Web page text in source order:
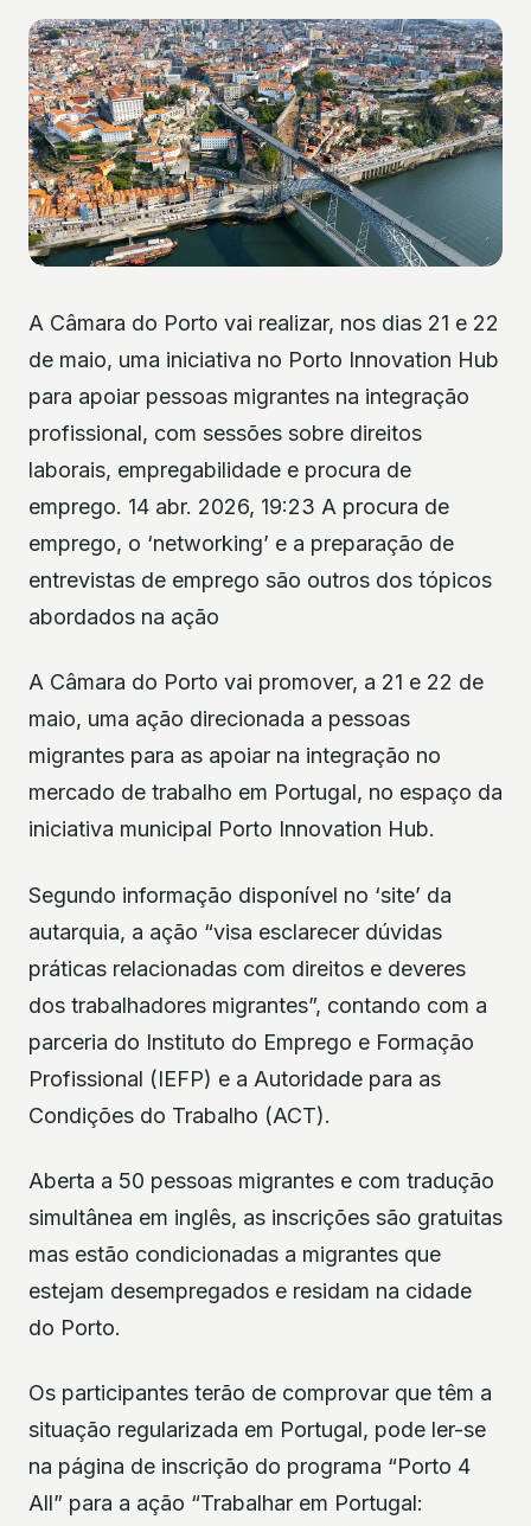
A Câmara do Porto vai realizar, nos dias 21 e 22
de maio, uma iniciativa no Porto Innovation Hub
para apoiar pessoas migrantes na integração
profissional, com sessões sobre direitos
laborais, empregabilidade e procura de
emprego. 14 abr. 2026, 19:23 A procura de
emprego, o ‘networking’ e a preparação de
entrevistas de emprego são outros dos tópicos
abordados na ação
A Câmara do Porto vai promover, a 21 e 22 de
maio, uma ação direcionada a pessoas
migrantes para as apoiar na integração no
mercado de trabalho em Portugal, no espaço da
iniciativa municipal Porto Innovation Hub.
Segundo informação disponível no ‘site’ da
autarquia, a ação “visa esclarecer dúvidas
práticas relacionadas com direitos e deveres
dos trabalhadores migrantes”, contando com a
parceria do Instituto do Emprego e Formação
Profissional (IEFP) e a Autoridade para as
Condições do Trabalho (ACT).
Aberta a 50 pessoas migrantes e com tradução
simultânea em inglês, as inscrições são gratuitas
mas estão condicionadas a migrantes que
estejam desempregados e residam na cidade
do Porto.
Os participantes terão de comprovar que têm a
situação regularizada em Portugal, pode ler-se
na página de inscrição do programa “Porto 4
All” para a ação “Trabalhar em Portugal: